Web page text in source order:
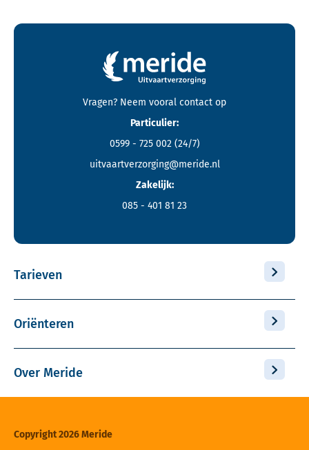
Contactgegevens en footer menu van Meride
Vragen? Neem vooral contact op
Particulier:
0599 - 725 002 (24/7)
uitvaartverzorging@meride.nl
Zakelijk:
085 - 401 81 23
Tarieven
Oriënteren
Over Meride
Copyright 2026 Meride